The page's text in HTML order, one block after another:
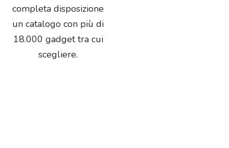
completa disposizione
un catalogo con più di
18.000 gadget tra cui
scegliere.